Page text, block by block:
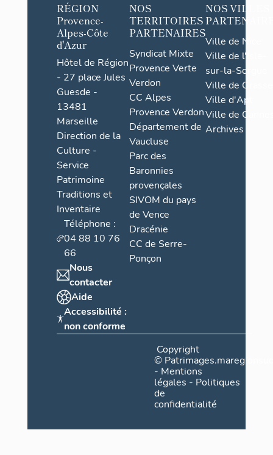
RÉGION
Provence-
Alpes-Côte
d'Azur
Hôtel de Région
- 27 place Jules
Guesde -
13481
Marseille
Direction de la
Culture -
Service
Patrimoine
Traditions et
Inventaire
Téléphone :
04 88 10 76
66
Nous
contacter
Aide
Accessibilité :
non conforme
NOS
TERRITOIRES
PARTENAIRES
Syndicat Mixte
Provence Verte
Verdon
CC Alpes
Provence Verdon
Département de
Vaucluse
Parc des
Baronnies
provençales
SIVOM du pays
de Vence
Dracénie
CC de Serre-
Ponçon
NOS VILLES
Ville de Nice
Ville de l'Isle-
sur-la-Sorgue
Ville de Grasse
Ville d'Apt
Ville de
Archives
Copyright
©
- Mentions
légales - Politiques
de
confidentialité